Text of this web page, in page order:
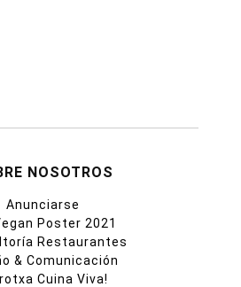
NOSOTROS
Anunciarse
Poster 2021
Restaurantes
& Comunicación
Cuina Viva!